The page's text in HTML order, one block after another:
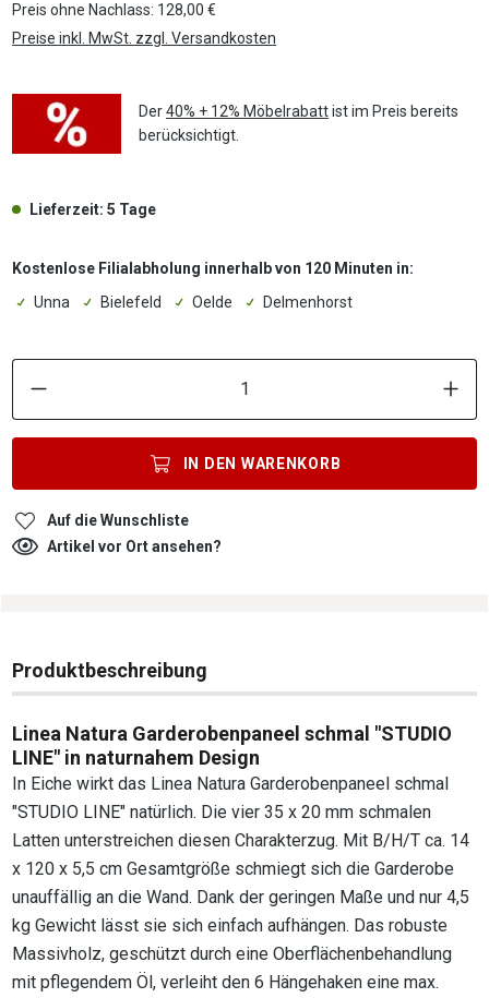
Preis ohne Nachlass: 128,00 €
Preise inkl. MwSt. zzgl. Versandkosten
Der40% + 12% Möbelrabattist im Preis bereits
berücksichtigt.
Lieferzeit: 5 Tage
Kostenlose Filialabholung innerhalb von 120 Minuten in:
Unna
Bielefeld Oelde Delmenhorst
IN DEN WARENKORB
Auf die Wunschliste
Artikel vor Ort ansehen?
Produktbeschreibung
Linea Natura Garderobenpaneel schmal "STUDIO
LINE" in naturnahem Design
In Eiche wirkt das Linea Natura Garderobenpaneel schmal
"STUDIO LINE" natürlich. Die vier 35 x 20 mm schmalen
Latten unterstreichen diesen Charakterzug. Mit B/H/T ca. 14
x 120 x 5,5 cm Gesamtgröße schmiegt sich die Garderobe
unauffällig an die Wand. Dank der geringen Maße und nur 4,5
kg Gewicht lässt sie sich einfach aufhängen. Das robuste
Massivholz, geschützt durch eine Oberflächenbehandlung
mit pflegendem Öl, verleiht den 6 Hängehaken eine max.